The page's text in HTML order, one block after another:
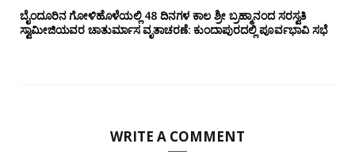
ಬೈಂದೂರಿನ ಗೋಳಿಹೊಳೆಯಲ್ಲಿ 48 ದಿನಗಳ ಕಾಲ ಶ್ರೀ ಬ್ರಹ್ಮಾನಂದ ಸರಸ್ವತಿ
ಸ್ವಾಮೀಜಿಯವರ ಚಾತುರ್ಮಾಸ ವೃತಾಚರಣೆ: ಕುಂದಾಪುರದಲ್ಲಿ ಪೂರ್ವಭಾವಿ ಸಭೆ
WRITE A COMMENT